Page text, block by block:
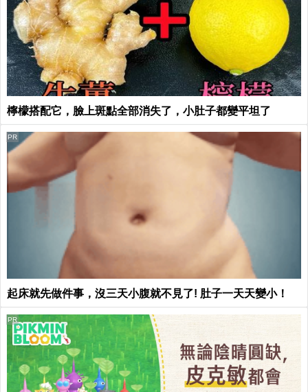
檸檬搭配它，臉上斑點全部消失了，小肚子都變平坦了
起床就先做件事，沒三天小腹就不見了! 肚子一天天變小！
PR
PR